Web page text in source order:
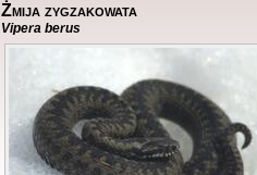
Żmija zygzakowata
Vipera berus